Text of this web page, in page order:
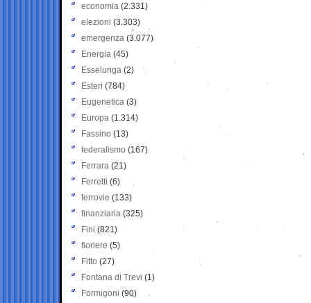
economia (2.331)
elezioni (3.303)
emergenza (3.077)
Energia (45)
Esselunga (2)
Esteri (784)
Eugenetica (3)
Europa (1.314)
Fassino (13)
federalismo (167)
Ferrara (21)
Ferretti (6)
ferrovie (133)
finanziaria (325)
Fini (821)
fioriere (5)
Fitto (27)
Fontana di Trevi (1)
Formigoni (90)